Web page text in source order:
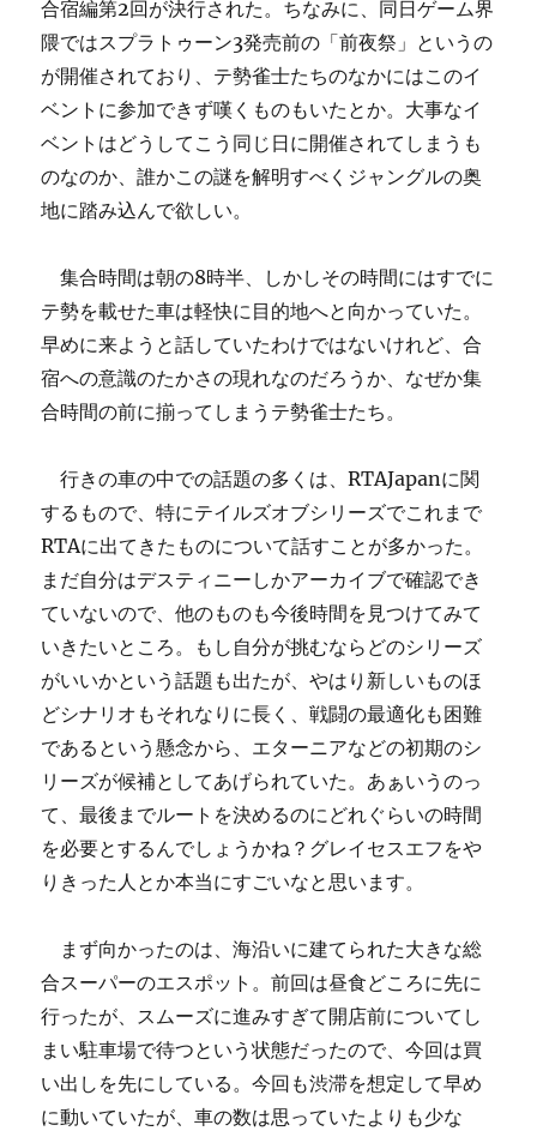
合宿編第2回が決行された。ちなみに、同日ゲーム界
隈ではスプラトゥーン3発売前の「前夜祭」というの
が開催されており、テ勢雀士たちのなかにはこのイ
ベントに参加できず嘆くものもいたとか。大事なイ
ベントはどうしてこう同じ日に開催されてしまうも
のなのか、誰かこの謎を解明すべくジャングルの奥
地に踏み込んで欲しい。
集合時間は朝の8時半、しかしその時間にはすでに
テ勢を載せた車は軽快に目的地へと向かっていた。
早めに来ようと話していたわけではないけれど、合
宿への意識のたかさの現れなのだろうか、なぜか集
合時間の前に揃ってしまうテ勢雀士たち。
行きの車の中での話題の多くは、RTAJapanに関
するもので、特にテイルズオブシリーズでこれまで
RTAに出てきたものについて話すことが多かった。
まだ自分はデスティニーしかアーカイブで確認でき
ていないので、他のものも今後時間を見つけてみて
いきたいところ。もし自分が挑むならどのシリーズ
がいいかという話題も出たが、やはり新しいものほ
どシナリオもそれなりに長く、戦闘の最適化も困難
であるという懸念から、エターニアなどの初期のシ
リーズが候補としてあげられていた。あぁいうのっ
て、最後までルートを決めるのにどれぐらいの時間
を必要とするんでしょうかね？グレイセスエフをや
りきった人とか本当にすごいなと思います。
まず向かったのは、海沿いに建てられた大きな総
合スーパーのエスポット。前回は昼食どころに先に
行ったが、スムーズに進みすぎて開店前についてし
まい駐車場で待つという状態だったので、今回は買
い出しを先にしている。今回も渋滞を想定して早め
に動いていたが、車の数は思っていたよりも少な